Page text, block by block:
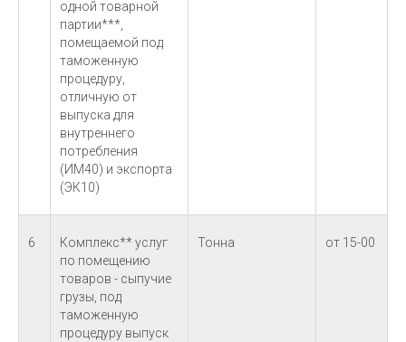
одной товарной
партии***,
помещаемой под
таможенную
процедуру,
отличную от
выпуска для
внутреннего
потребления
(ИМ40) и экспорта
(ЭК10)
6
Комплекс** услуг
по помещению
товаров - сыпучие
грузы, под
таможенную
процедуру выпуск
Тонна от 15-00